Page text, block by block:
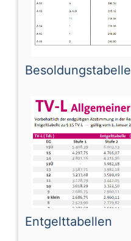
Besoldungstabelle
Entgelttabellen